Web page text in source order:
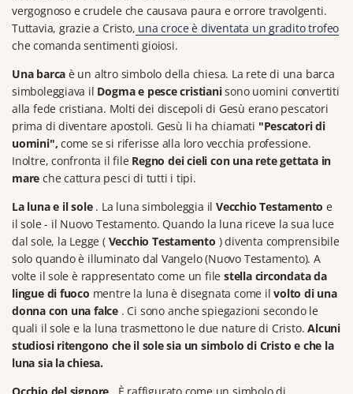
vergognoso e crudele che causava paura e orrore travolgenti.
Tuttavia, grazie a Cristo, una croce è diventata un gradito trofeo
che comanda sentimenti gioiosi.
Una barca è un altro simbolo della chiesa. La rete di una barca
simboleggiava il Dogma e pesce cristianisono uomini convertiti
alla fede cristiana. Molti dei discepoli di Gesù erano pescatori
prima di diventare apostoli. Gesù li ha chiamati "Pescatori di
uomini", come se si riferisse alla loro vecchia professione.
Inoltre, confronta il fileRegno dei cieli con una rete gettata in
mare che cattura pesci di tutti i tipi.
La luna e il sole. La luna simboleggia il Vecchio Testamento e
il sole - il Nuovo Testamento. Quando la luna riceve la sua luce
dal sole, la Legge (Vecchio Testamento ) diventa comprensibile
solo quando è illuminato dal Vangelo (Nuovo Testamento). A
volte il sole è rappresentato come un file stella circondata da
lingue di fuoco mentre la luna è disegnata come il volto di una
donna con una falce . Ci sono anche spiegazioni secondo le
quali il sole e la luna trasmettono le due nature di Cristo. Alcuni
studiosi ritengono che il sole sia un simbolo di Cristo e che la
luna sia la chiesa.